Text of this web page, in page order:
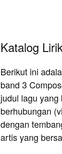
Katalog
Berikut ini
band 3
judul lagu
berhubungan
dengan
artis yang